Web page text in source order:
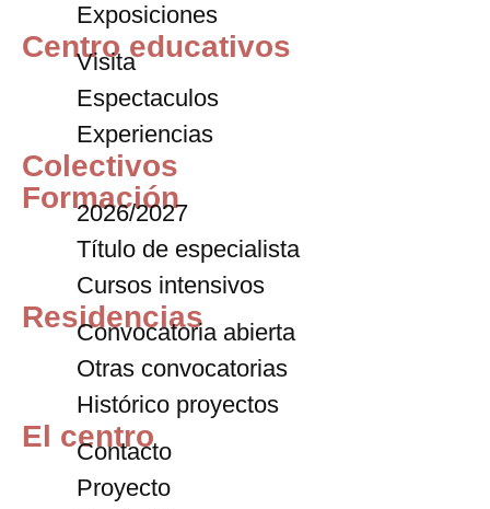
Exposiciones
Centro educativos
Visita
Espectaculos
Experiencias
Colectivos
Formación
2026/2027
Título de especialista
Cursos intensivos
Residencias
Convocatoria abierta
Otras convocatorias
Histórico proyectos
El centro
Contacto
Proyecto